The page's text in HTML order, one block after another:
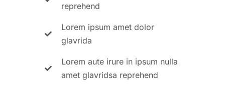
reprehend
Lorem ipsum amet dolor
glavrida
Lorem aute irure in ipsum nulla
amet glavridsa reprehend